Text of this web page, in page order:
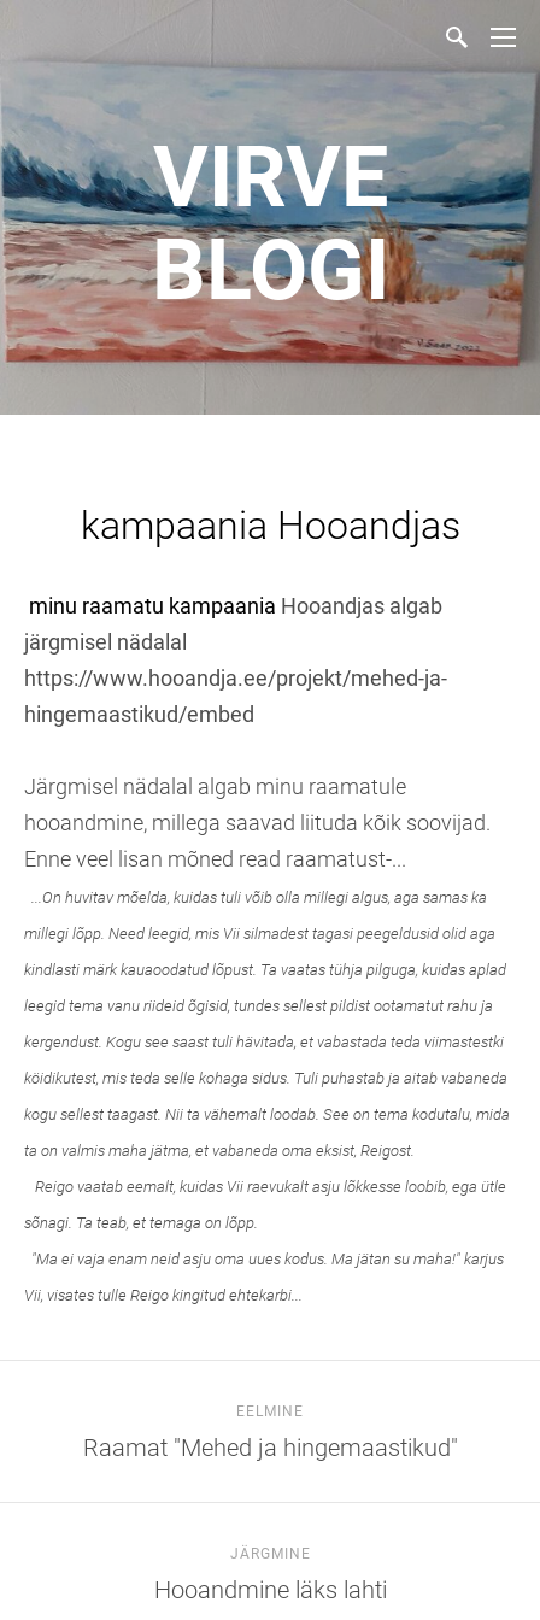
VIRVE
BLOGI
kampaania Hooandjas
minu raamatu kampaania Hooandjas algab
järgmisel nädalal
https://www.hooandja.ee/projekt/mehed-ja-
hingemaastikud/embed
Järgmisel nädalal algab minu raamatule
hooandmine, millega saavad liituda kõik soovijad.
Enne veel lisan mõned read raamatust-...
...On huvitav mõelda, kuidas tuli võib olla millegi algus, aga samas ka
millegi lõpp. Need leegid, mis Vii silmadest tagasi peegeldusid olid aga
kindlasti märk kauaoodatud lõpust. Ta vaatas tühja pilguga, kuidas aplad
leegid tema vanu riideid õgisid, tundes sellest pildist ootamatut rahu ja
kergendust. Kogu see saast tuli hävitada, et vabastada teda viimastestki
köidikutest, mis teda selle kohaga sidus. Tuli puhastab ja aitab vabaneda
kogu sellest taagast. Nii ta vähemalt loodab. See on tema kodutalu, mida
ta on valmis maha jätma, et vabaneda oma eksist, Reigost.
Reigo vaatab eemalt, kuidas Vii raevukalt asju lõkkesse loobib, ega ütle
sõnagi. Ta teab, et temaga on lõpp.
"Ma ei vaja enam neid asju oma uues kodus. Ma jätan su maha!" karjus
Vii, visates tulle Reigo kingitud ehtekarbi...
EELMINE
Raamat "Mehed ja hingemaastikud"
JÄRGMINE
Hooandmine läks lahti